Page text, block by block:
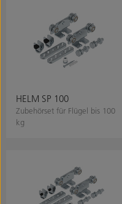
HELM SP 100
Zubehörset für Flügel bis 100
kg